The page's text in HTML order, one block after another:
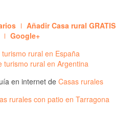
Añadir Casa rural GRATIS
Google+
rural en España
turismo rural en Argentina
en internet de Casas rurales
rurales con patio en Tarragona